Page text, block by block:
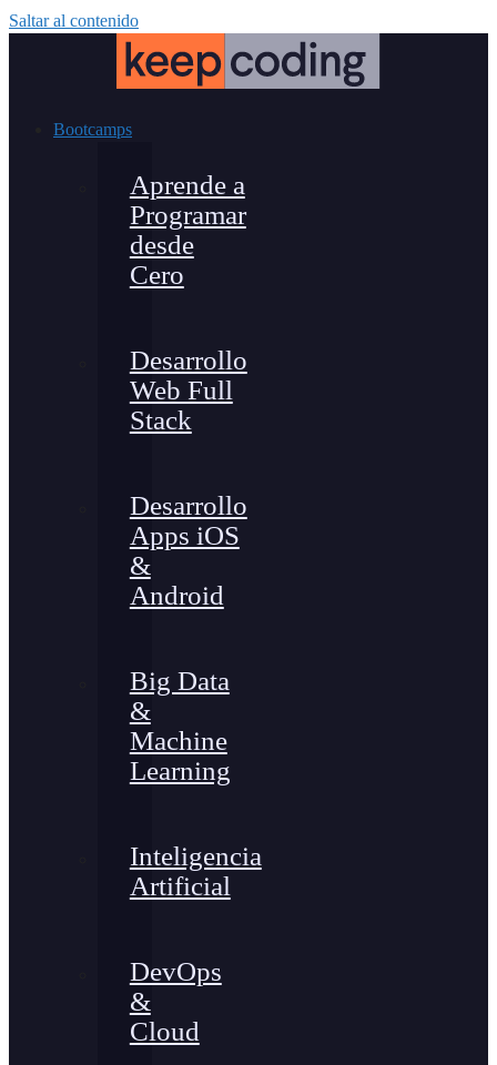
Saltar al contenido
Bootcamps
Aprende a
Programar
desde
Cero
Desarrollo
Web Full
Stack
Desarrollo
Apps iOS
&
Android
Big Data
&
Machine
Learning
Inteligencia
Artificial
DevOps
&
Cloud